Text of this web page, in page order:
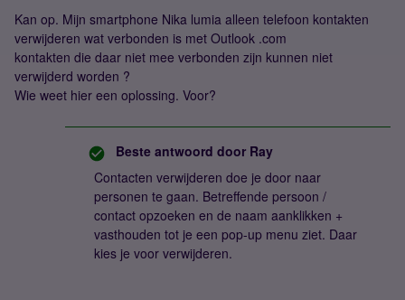
Kan op. Mijn smartphone Nika lumia alleen telefoon kontakten
verwijderen wat verbonden is met Outlook .com
kontakten die daar niet mee verbonden zijn kunnen niet
verwijderd worden ?
Wie weet hier een oplossing. Voor?
Beste antwoord door Ray
Contacten verwijderen doe je door naar
personen te gaan. Betreffende persoon /
contact opzoeken en de naam aanklikken +
vasthouden tot je een pop-up menu ziet. Daar
kies je voor verwijderen.